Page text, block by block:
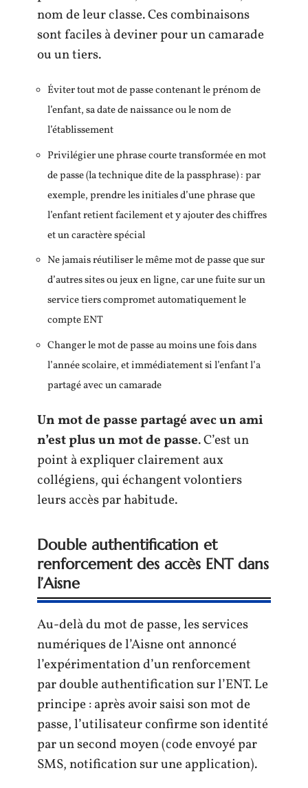
nom de leur classe. Ces combinaisons
sont faciles à deviner pour un camarade
ou un tiers.
Éviter tout mot de passe contenant le prénom de
l’enfant, sa date de naissance ou le nom de
l’établissement
Privilégier une phrase courte transformée en mot
de passe (la technique dite de la passphrase) : par
exemple, prendre les initiales d’une phrase que
l’enfant retient facilement et y ajouter des chiffres
et un caractère spécial
Ne jamais réutiliser le même mot de passe que sur
d’autres sites ou jeux en ligne, car une fuite sur un
service tiers compromet automatiquement le
compte ENT
Changer le mot de passe au moins une fois dans
l’année scolaire, et immédiatement si l’enfant l’a
partagé avec un camarade
Un mot de passe partagé avec un ami
n’est plus un mot de passe. C’est un
point à expliquer clairement aux
collégiens, qui échangent volontiers
leurs accès par habitude.
Double authentification et
renforcement des accès ENT dans
l’Aisne
Au-delà du mot de passe, les services
numériques de l’Aisne ont annoncé
l’expérimentation d’un renforcement
par double authentification sur l’ENT. Le
principe : après avoir saisi son mot de
passe, l’utilisateur confirme son identité
par un second moyen (code envoyé par
SMS, notification sur une application).